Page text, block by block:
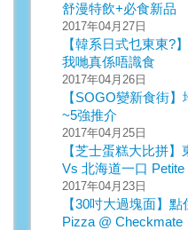
舒漫特飲+必食新品
2017年04月27日
【韓系日式乜東東?
我哋真係唔識食
2017年04月26日
【SOGO變新食街
~5強推介
2017年04月25日
【芝士蛋糕大比拼
Vs 北海道一口 Petite
2017年04月23日
【30吋大過塊面】
Pizza @ Checkmate